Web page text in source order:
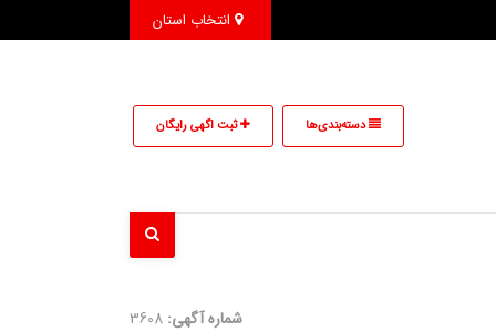
دسته‌بندی‌ها ثبت اگهی رایگان
شماره آگهی: 3608